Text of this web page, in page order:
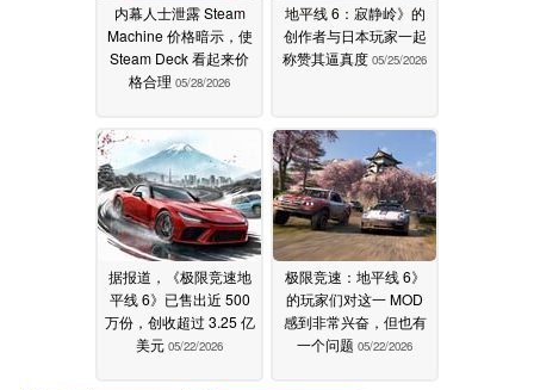
内幕人士泄露 Steam
Machine 价格暗示，使
Steam Deck 看起来价
格合理 05/28/2026
地平线 6：寂静岭》的
创作者与日本玩家一起
称赞其逼真度 05/25/2026
据报道，《极限竞速地
平线 6》已售出近 500
万份，创收超过 3.25 亿
美元 05/22/2026
极限竞速：地平线 6》
的玩家们对这一 MOD
感到非常兴奋，但也有
一个问题 05/22/2026